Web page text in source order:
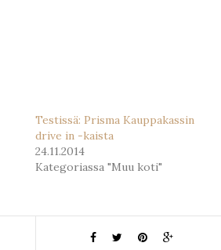
Testissä: Prisma Kauppakassin
drive in -kaista
24.11.2014
Kategoriassa "Muu koti"